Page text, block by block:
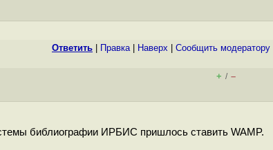
Ответить Правка| Наверх Cообщить модератору
+ / –
библиографии ИРБИС пришлось ставить WAMP.